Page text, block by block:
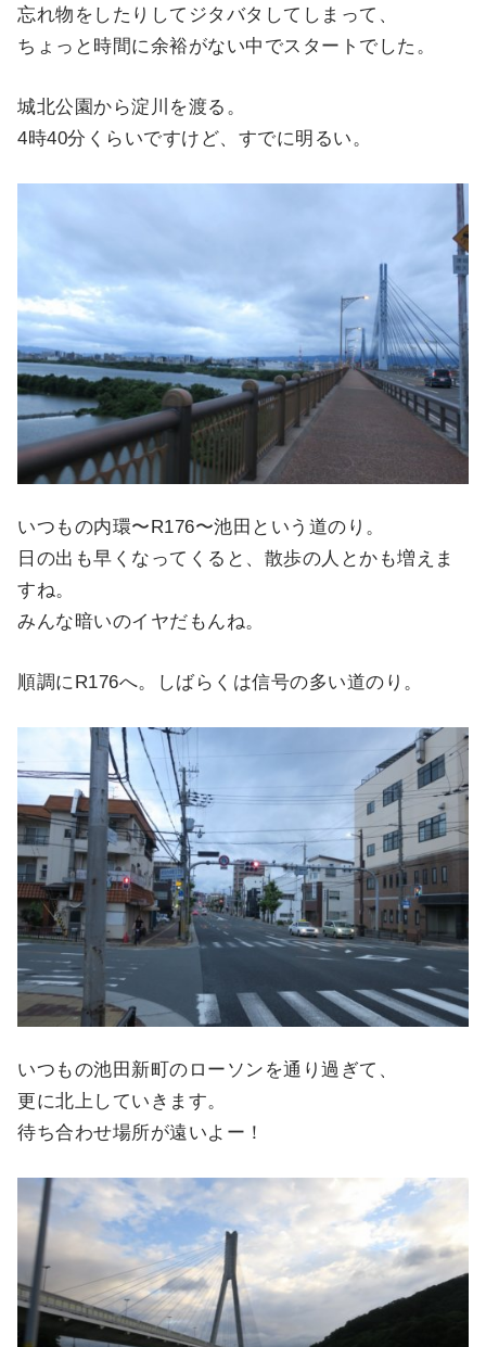
忘れ物をしたりしてジタバタしてしまって、
ちょっと時間に余裕がない中でスタートでした。
城北公園から淀川を渡る。
4時40分くらいですけど、すでに明るい。
いつもの内環〜R176〜池田という道のり。
日の出も早くなってくると、散歩の人とかも増えま
すね。
みんな暗いのイヤだもんね。
順調にR176へ。しばらくは信号の多い道のり。
いつもの池田新町のローソンを通り過ぎて、
更に北上していきます。
待ち合わせ場所が遠いよー！